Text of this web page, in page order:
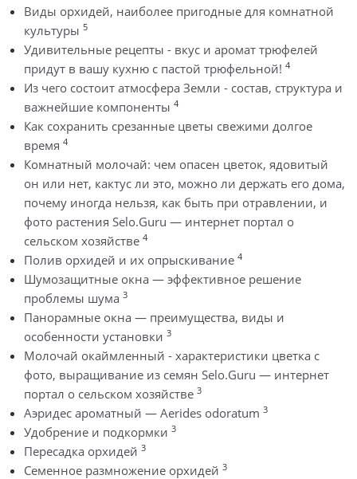
Виды орхидей, наиболее пригодные для комнатной
культуры 5
Удивительные рецепты - вкус и аромат трюфелей
придут в вашу кухню с пастой трюфельной! 4
Из чего состоит атмосфера Земли - состав, структура и
важнейшие компоненты 4
Как сохранить срезанные цветы свежими долгое
время 4
Комнатный молочай: чем опасен цветок, ядовитый
он или нет, кактус ли это, можно ли держать его дома,
почему иногда нельзя, как быть при отравлении, и
фото растения Selo.Guru — интернет портал о
сельском хозяйстве 4
Полив орхидей и их опрыскивание 4
Шумозащитные окна — эффективное решение
проблемы шума 3
Панорамные окна — преимущества, виды и
особенности установки 3
Молочай окаймленный - характеристики цветка с
фото, выращивание из семян Selo.Guru — интернет
портал о сельском хозяйстве 3
Аэридес ароматный — Aerides odoratum 3
Удобрение и подкормки 3
Пересадка орхидей 3
Семенное размножение орхидей 3